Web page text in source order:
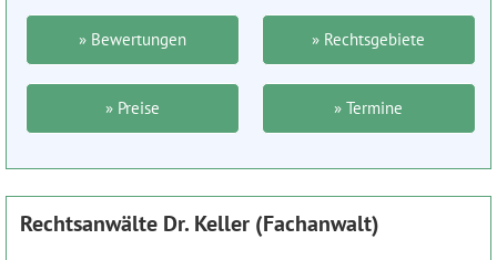
» Bewertungen » Rechtsgebiete
» Preise » Termine
Rechtsanwälte Dr. Keller (Fachanwalt)